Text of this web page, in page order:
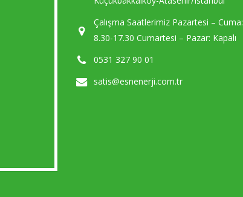
Çalışma Saatlerimiz Pazartesi – Cuma:
8.30-17.30 Cumartesi – Pazar: Kapalı
0531 327 90 01
satis@esnenerji.com.tr